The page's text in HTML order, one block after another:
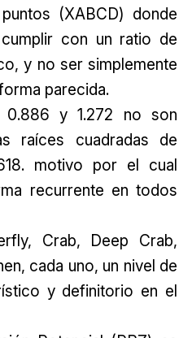
(XABCD) donde
con un ratio de
y no ser simplemente
parecida.
0.886 y 1.272 no son
raíces cuadradas de
motivo por el cual
recurrente en todos
Crab, Deep Crab,
cada uno, un nivel de
y definitorio en el